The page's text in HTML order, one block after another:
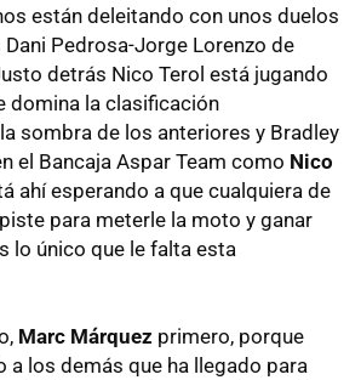
están deleitando con unos duelos
Pedrosa-Jorge Lorenzo de
detrás Nico Terol está jugando
domina la clasificación
sombra de los anteriores y Bradley
el Bancaja Aspar Team como Nico
ahí esperando a que cualquiera de
para meterle la moto y ganar
lo único que le falta esta
Marc Márquez primero, porque
a los demás que ha llegado para